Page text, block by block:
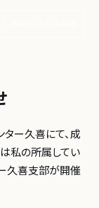
ー久喜にて、成
私の所属してい
久喜支部が開催